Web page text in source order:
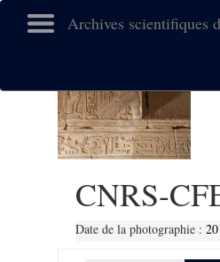
Archives scientifiques
CNRS-
Date de la photographie :